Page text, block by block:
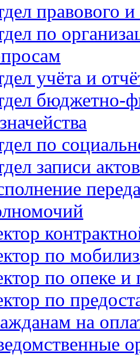
правового
по
учёта и
бюджетно-
по
записи
по
по опеке и
по
на